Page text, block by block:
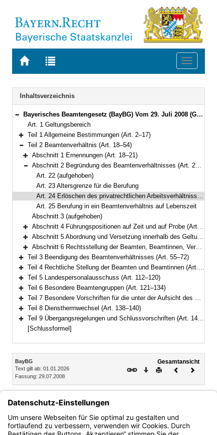
Zur
BAYERN.RECHT
Zur
letzten
Suche
Toggle
Navigation
Inhaltsverzeichnis
Bereich reduzieren
Bayerisches Beamtengesetz (BayBG) Vom 29. Juli 2008 (GVBl. S. 500) BayRS 2030-1-1-F (Art. 1–147)
Art. 1 Geltungsbereich
Bereich erweitern
Teil 1 Allgemeine Bestimmungen (Art. 2–17)
Bereich reduzieren
Teil 2 Beamtenverhältnis (Art. 18–54)
Bereich erweitern
Abschnitt 1 Ernennungen (Art. 18–21)
Bereich reduzieren
Abschnitt 2 Begründung des Beamtenverhältnisses (Art. 22–25)
Art. 22 (aufgehoben)
Art. 23 Altersgrenze für die Berufung
Art. 24 Erlöschen des privatrechtlichen Arbeitsverhältnisses zum Dienstherrn
Art. 25 Berufung in ein Beamtenverhältnis auf Lebenszeit
Abschnitt 3 (aufgehoben)
Bereich erweitern
Abschnitt 4 Führungspositionen auf Zeit und auf Probe (Art. 45–46)
Bereich erweitern
Abschnitt 5 Abordnung und Versetzung innerhalb des Geltungsbereichs dieses Gesetzes (Art. 47–49)
Bereich erweitern
Abschnitt 6 Rechtsstellung der Beamten, Beamtinnen, Versorgungsempfänger und Versorgungsempfängerinnen bei Auflösung oder Umbildung von Behörden oder Körperschaften (Art. 50–54)
Bereich erweitern
Teil 3 Beendigung des Beamtenverhältnisses (Art. 55–72)
Bereich erweitern
Teil 4 Rechtliche Stellung der Beamten und Beamtinnen (Art. 73–111)
Bereich erweitern
Teil 5 Landespersonalausschuss (Art. 112–120)
Bereich erweitern
Teil 6 Besondere Beamtengruppen (Art. 121–134)
Bereich erweitern
Teil 7 Besondere Vorschriften für die unter der Aufsicht des Staates stehenden Körperschaften, Anstalten und Stiftungen des öffentlichen Rechts (Art. 135–137)
Bereich erweitern
Teil 8 Dienstherrnwechsel (Art. 138–140)
Bereich erweitern
Teil 9 Übergangsregelungen und Schlussvorschriften (Art. 141–147)
[Schlussformel]
Inhalt
BayBG
Text gilt ab: 01.01.2026
Fassung: 29.07.2008
Gesamtansicht
Download
DruckenVorheriges
Arbeitsverhältnisses zum Dienstherrn
Mit der Begründung des Beamtenverhältnisses erlischt ein
privatrechtliches Arbeitsverhältnis zum Dienstherrn.